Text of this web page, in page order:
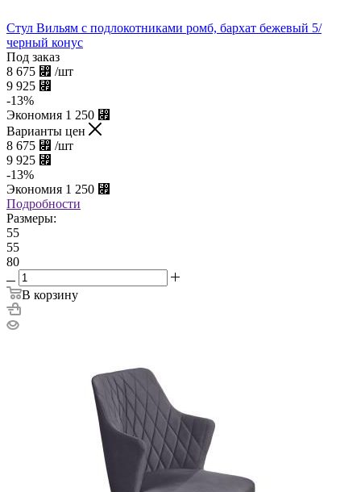
Стул Вильям с подлокотниками ромб, бархат бежевый 5/
черный конус
Под заказ
8 675 ⃏ /шт
9 925 ⃏
-13%
Экономия 1 250 ⃏
Варианты цен
8 675 ⃏ /шт
9 925 ⃏
-13%
Экономия 1 250 ⃏
Подробности
Размеры:
55
55
80
В корзину